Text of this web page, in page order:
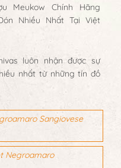
Meukow Chính Hãng
Nhiều Nhất Tại Việt
luôn nhận được sự
nhất từ những tín đồ
Sangiovese
Negroamaro